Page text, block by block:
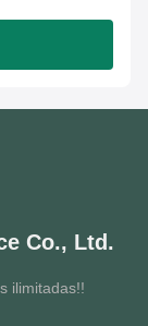
Co., Ltd.
ilimitadas!!